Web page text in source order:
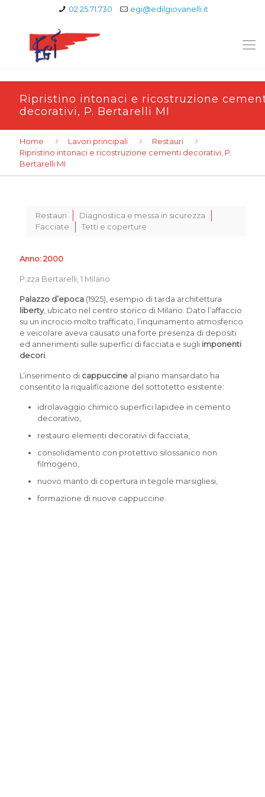
02 25.71.730 egi@edilgiovanelli.it
Ripristino intonaci e ricostruzione
decorativi, P. Bertarelli MI
Home Lavori principali
Restauri
Ripristino intonaci e ricostruzione cementi decorativi, P.
Bertarelli MI
Restauri
Diagnostica e messa in sicurezza
Facciate
Tetti e coperture
Anno: 2000
P.zza Bertarelli, 1 Milano
Palazzo d’epoca (1925), esempio di tarda architettura
liberty, ubicato nel centro storico di Milano. Dato l’affaccio
su un incrocio molto trafficato, l’inquinamento atmosferico
e veicolare aveva causato una forte presenza di depositi
ed annerimenti sulle superfici di facciata e sugli imponenti
decori
L’inserimento di cappuccine al piano mansardato ha
consentito la riqualificazione del sottotetto esistente:
idrolavaggio chimico superfici lapidee in cemento
decorativo,
restauro elementi decorativi di facciata,
consolidamento con protettivo silossanico non
filmogeno,
nuovo manto di copertura in tegole marsigliesi,
formazione di nuove cappuccine.